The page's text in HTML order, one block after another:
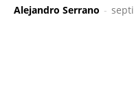
Alejandro Serrano -